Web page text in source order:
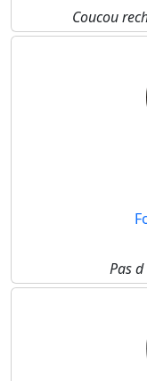
Coucou
Pas